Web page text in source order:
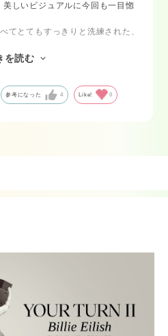
しいビジュアルに今回も一目惚
てとてもすっきりと洗練された、
スリーヴがすっきりと爽やかに
外らしいお洒落さがありつつ
馴染む軽やかさを持っていま
を読む
参考になった 4 Like! 0